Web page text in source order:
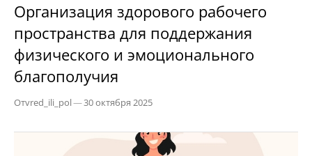
Организация здорового рабочего
пространства для поддержания
физического и эмоционального
благополучия
Отvred_ili_pol—30 октября 2025